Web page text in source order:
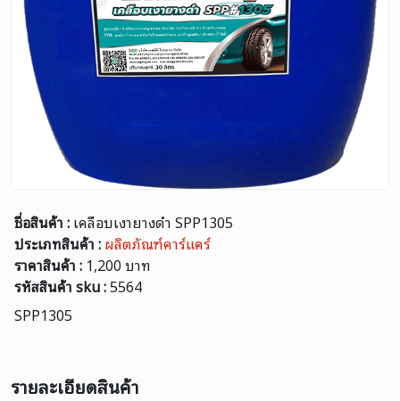
ชื่อสินค้า :เคลือบเงายางดำ SPP1305
ประเภทสินค้า :ผลิตภัณฑ์คาร์แคร์
ราคาสินค้า : 1,200 บาท
รหัสสินค้า sku :5564
SPP1305
รายละเอียดสินค้า